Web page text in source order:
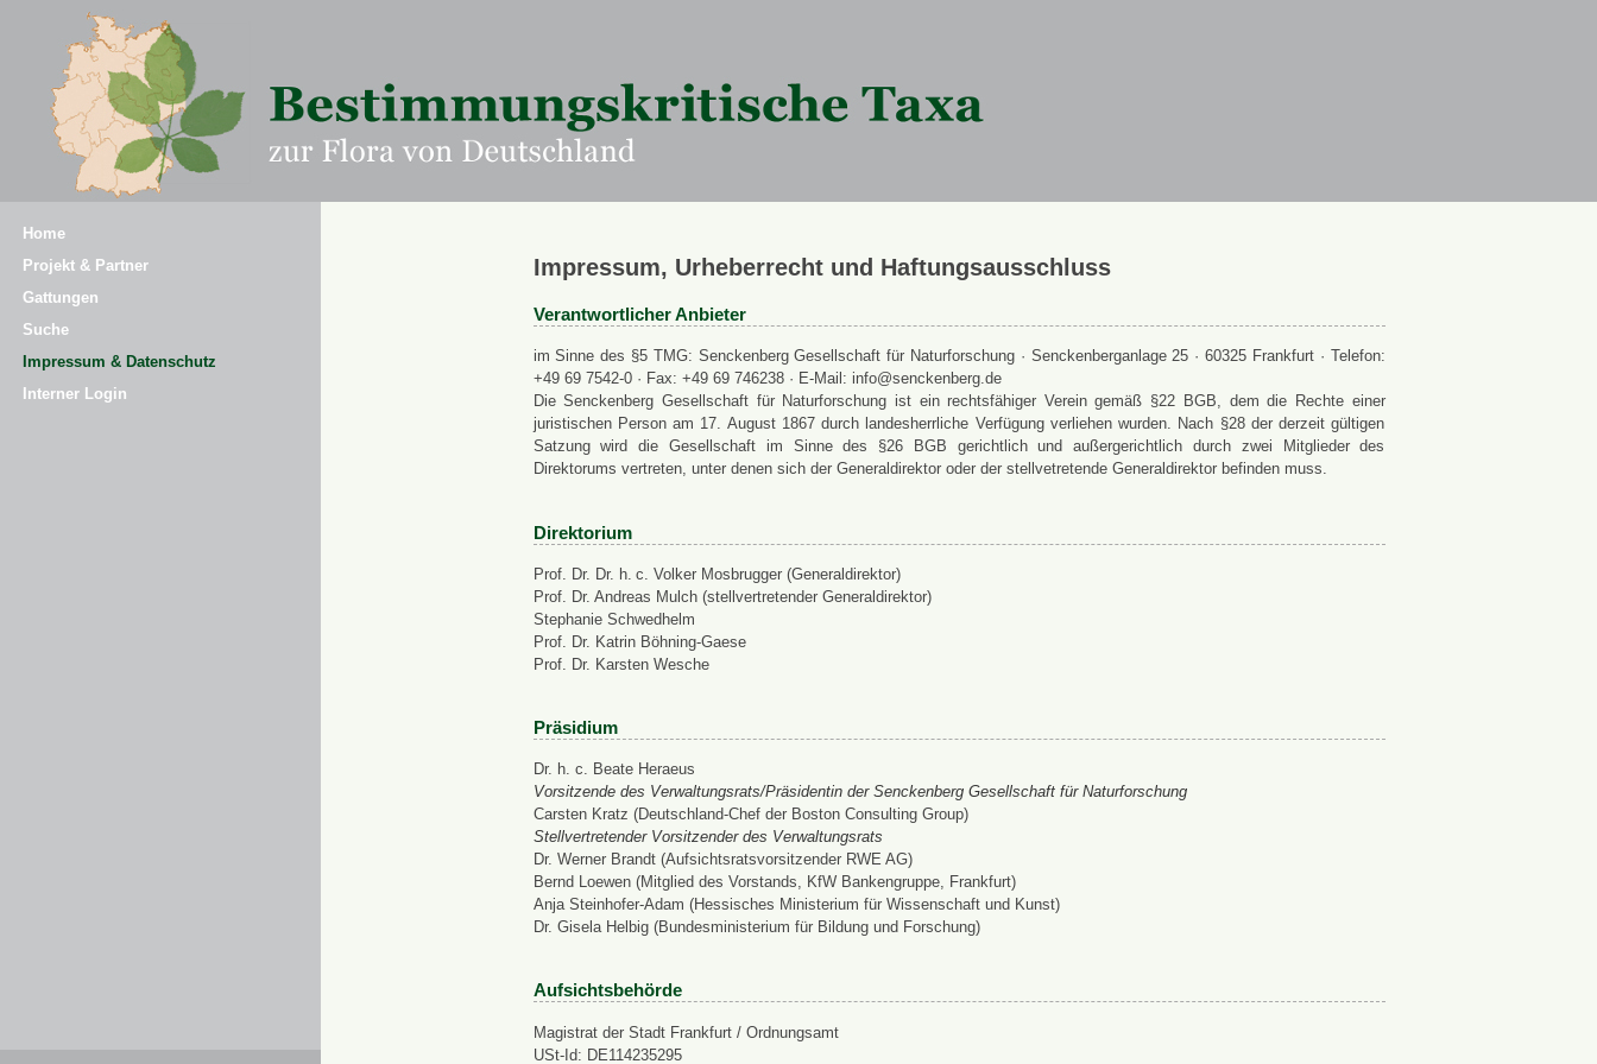
Home
Projekt & Partner
Gattungen
Suche
Impressum & Datenschutz
Interner Login
Impressum, Urheberrecht und Haftungsausschluss
Verantwortlicher Anbieter
im Sinne des §5 TMG: Senckenberg Gesellschaft für Naturforschung · Senckenberganlage 25 · 60325 Frankfurt · Telefon:
+49 69 7542-0 · Fax: +49 69 746238 · E-Mail: info@senckenberg.de
Die Senckenberg Gesellschaft für Naturforschung ist ein rechtsfähiger Verein gemäß §22 BGB, dem die Rechte einer
juristischen Person am 17. August 1867 durch landesherrliche Verfügung verliehen wurden. Nach §28 der derzeit gültigen
Satzung wird die Gesellschaft im Sinne des §26 BGB gerichtlich und außergerichtlich durch zwei Mitglieder des
Direktorums vertreten, unter denen sich der Generaldirektor oder der stellvetretende Generaldirektor befinden muss.
Direktorium
Prof. Dr. Dr. h. c. Volker Mosbrugger (Generaldirektor)
Prof. Dr. Andreas Mulch (stellvertretender Generaldirektor)
Stephanie Schwedhelm
Prof. Dr. Katrin Böhning-Gaese
Prof. Dr. Karsten Wesche
Präsidium
Dr. h. c. Beate Heraeus
Vorsitzende des Verwaltungsrats/Präsidentin der Senckenberg Gesellschaft für Naturforschung
Carsten Kratz (Deutschland-Chef der Boston Consulting Group)
Stellvertretender Vorsitzender des Verwaltungsrats
Dr. Werner Brandt (Aufsichtsratsvorsitzender RWE AG)
Bernd Loewen (Mitglied des Vorstands, KfW Bankengruppe, Frankfurt)
Anja Steinhofer-Adam (Hessisches Ministerium für Wissenschaft und Kunst)
Dr. Gisela Helbig (Bundesministerium für Bildung und Forschung)
Aufsichtsbehörde
Magistrat der Stadt Frankfurt / Ordnungsamt
USt-Id: DE114235295